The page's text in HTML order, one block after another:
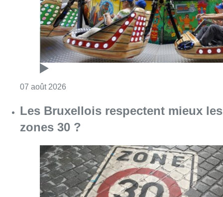
07 août 2026
Les Bruxellois respectent mieux les
zones 30 ?